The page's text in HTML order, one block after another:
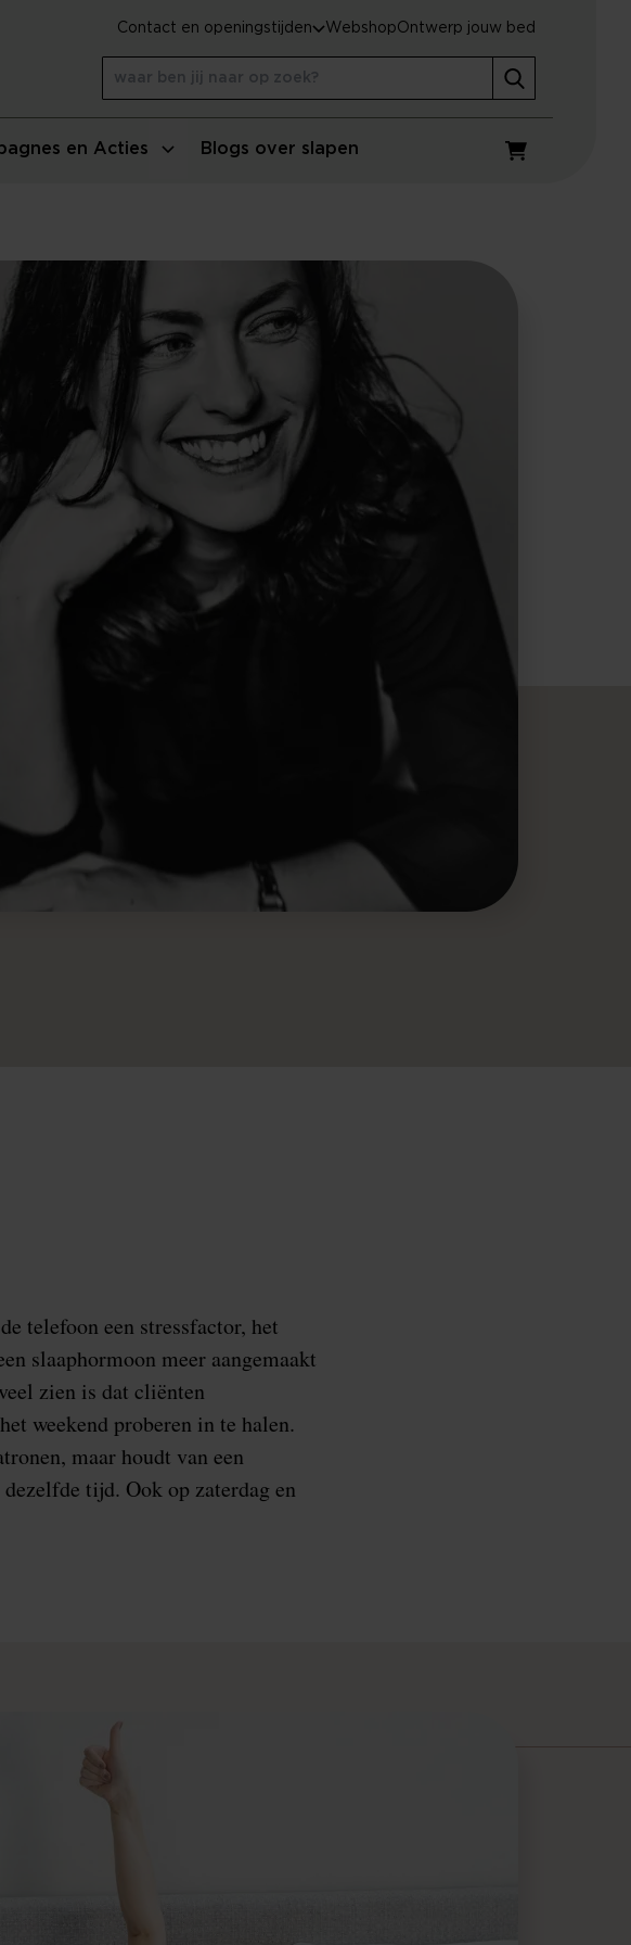
en Acties Blogs over slapen
Winkelwagen
Contact en openingstijden WebshopOntwerp jouw bed
telefoon een stressfactor, het
slaaphormoon meer aangemaakt
zien is dat cliënten
weekend proberen in te halen.
maar houdt van een
tijd. Ook op zaterdag en